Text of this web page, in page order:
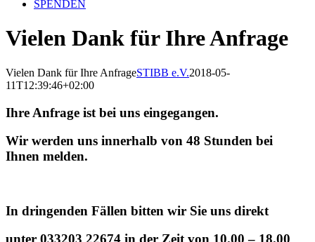
SPENDEN
Vielen Dank für Ihre Anfrage
Vielen Dank für Ihre AnfrageSTIBB e.V.2018-05-
11T12:39:46+02:00
Ihre Anfrage ist bei uns eingegangen.
Wir werden uns innerhalb von 48 Stunden bei
Ihnen melden.
In dringenden Fällen bitten wir Sie uns direkt